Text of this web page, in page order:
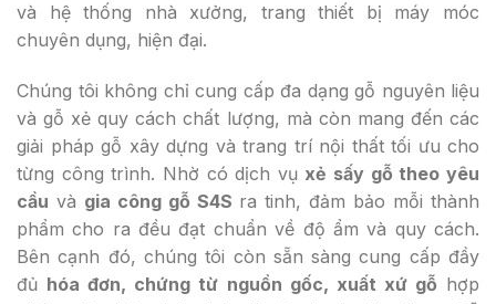
và hệ thống nhà xưởng, trang thiết bị máy móc
chuyên dụng, hiện đại.
Chúng tôi không chỉ cung cấp đa dạng gỗ nguyên liệu
và gỗ xẻ quy cách chất lượng, mà còn mang đến các
giải pháp gỗ xây dựng và trang trí nội thất tối ưu cho
từng công trình. Nhờ có dịch vụ xẻ sấy gỗ theo yêu
cầu và gia công gỗ S4S ra tinh, đảm bảo mỗi thành
phẩm cho ra đều đạt chuẩn về độ ẩm và quy cách.
Bên cạnh đó, chúng tôi còn sẵn sàng cung cấp đầy
đủ hóa đơn, chứng từ nguồn gốc, xuất xứ gỗ hợp